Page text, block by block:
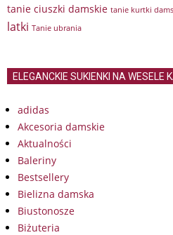
tanie ciuszki damskie tanie kurtki
latki Tanie ubrania
ELEGANCKIE SUKIENKI NA WESELE
adidas
Akcesoria damskie
Aktualności
Baleriny
Bestsellery
Bielizna damska
Biustonosze
Biżuteria